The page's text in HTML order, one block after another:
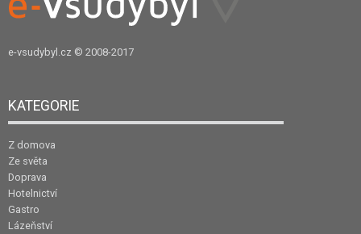
e-vsudybyl.cz © 2008-2017
KATEGORIE
Z domova
Ze světa
Doprava
Hotelnictví
Gastro
Lázeňství